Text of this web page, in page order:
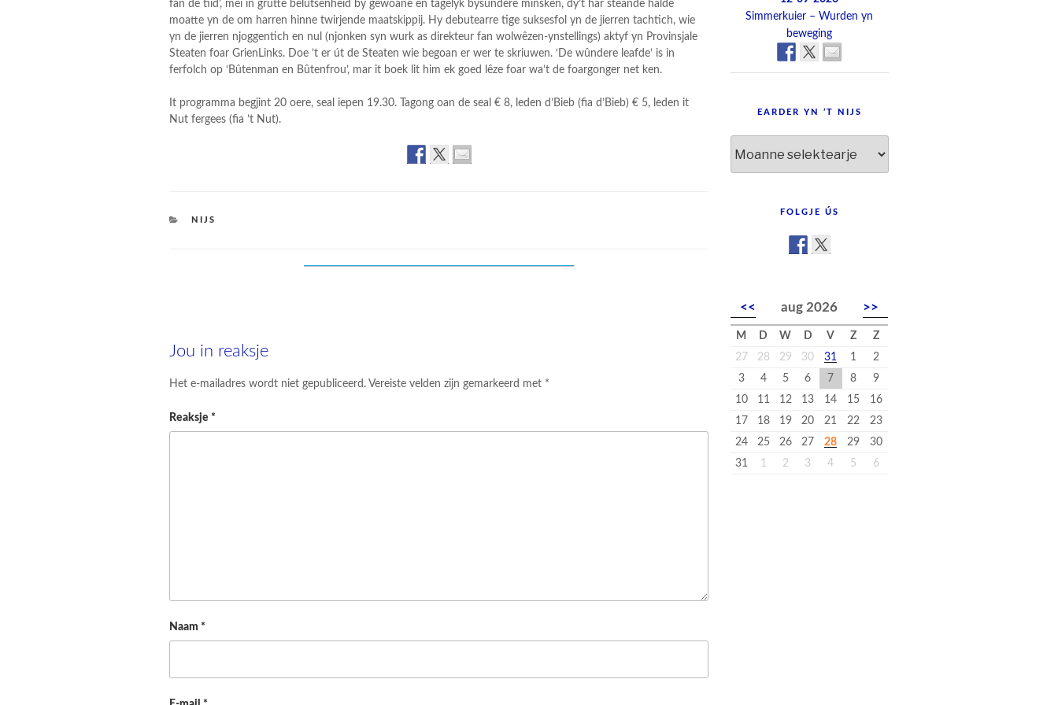
fan de tiid’, mei in grutte belutsenheid by gewoane en tagelyk bysûndere minsken, dy’t har steande hâlde
moatte yn de om harren hinne twirjende maatskippij. Hy debutearre tige suksesfol yn de jierren tachtich, wie
yn de jierren njoggentich en nul (njonken syn wurk as direkteur fan wolwêzen-ynstellings) aktyf yn Provinsjale
Steaten foar GrienLinks. Doe ’t er út de Steaten wie begoan er wer te skriuwen. ‘De wûndere leafde’ is in
ferfolch op ‘Bûtenman en Bûtenfrou’, mar it boek lit him ek goed lêze foar wa’t de foargonger net ken.
It programma begjint 20 oere, seal iepen 19.30. Tagong oan de seal € 8, leden d’Bieb (fia d’Bieb) € 5, leden it
Nut fergees (fia ’t Nut).
CATEGORIES
NIJS
Jou in reaksje
Het e-mailadres wordt niet gepubliceerd. Vereiste velden zijn gemarkeerd met *
Reaksje*
Naam*
Simmerkuier – Wurden yn
beweging
EARDER YN ’T NIJS
yn
FOLGJE ÚS
<< aug 2026 >>
M D W D V Z
Z
27
28 29 30 31 1
2
3
4 5 6 7 8
9
10
11 12 13 14 15
16
17
18 19 20 21 22
23
24
25 26 27 28 29
30
31
1 2 3 4 5 6